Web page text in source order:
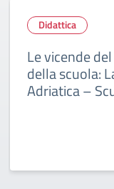
Didattica
Le vicende
della scuola:
Adriatica –